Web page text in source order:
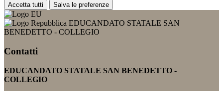
Accetta tutti Salva le preferenze
EDUCANDATO STATALE SAN
BENEDETTO - COLLEGIO
Contatti
EDUCANDATO STATALE SAN BENEDETTO -
COLLEGIO